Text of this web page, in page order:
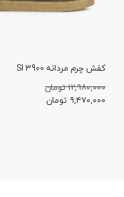
کفش چرم مردانه SI 3900
۱۲,۹۸۰,۰۰۰ تومان
۹,۴۷۰,۰۰۰ تومان